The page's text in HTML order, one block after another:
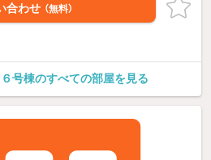
合わせ （無料）
号棟のすべての部屋を見る